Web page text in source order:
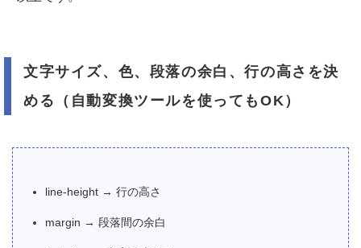
文字サイズ、色、段落の余白、行の高さを決
める（自動変換ツールを使ってもOK）
line-height → 行の高さ
margin → 段落間の余白